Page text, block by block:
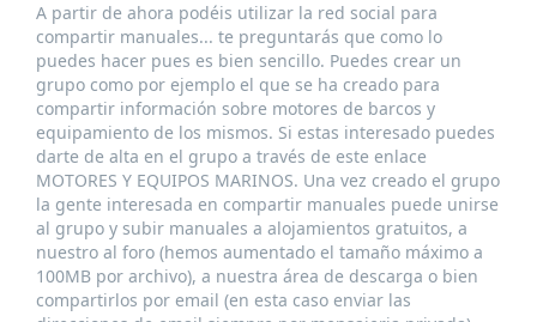
A partir de ahora podéis utilizar la red social para
compartir manuales... te preguntarás que como lo
puedes hacer pues es bien sencillo. Puedes crear un
grupo como por ejemplo el que se ha creado para
compartir información sobre motores de barcos y
equipamiento de los mismos. Si estas interesado puedes
darte de alta en el grupo a través de este enlace
MOTORES Y EQUIPOS MARINOS. Una vez creado el grupo
la gente interesada en compartir manuales puede unirse
al grupo y subir manuales a alojamientos gratuitos, a
nuestro al foro (hemos aumentado el tamaño máximo a
100MB por archivo), a nuestra área de descarga o bien
compartirlos por email (en esta caso enviar las